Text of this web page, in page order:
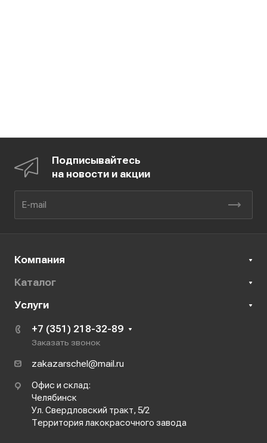
Подписывайтесь
на новости и акции
Компания
Каталог
Услуги
+7 (351) 218-32-89
Заказать звонок
zakazarschel@mail.ru
Офис и склад:
Челябинск
Ул. Свердловский тракт, 5/2
Территория лакокрасочного завода